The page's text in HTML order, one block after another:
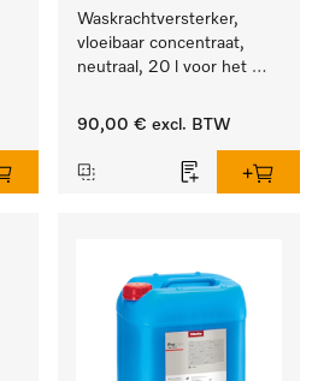
Waskrachtversterker,
vloeibaar concentraat,
neutraal, 20 l voor het
vetvlekken.
90,00 € excl. BTW